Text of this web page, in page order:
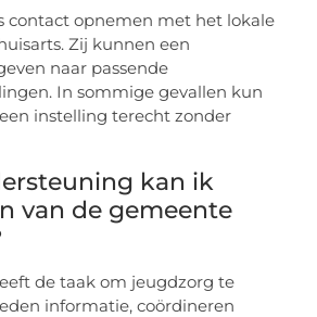
contact opnemen met het lokale
Zij kunnen een
naar passende
In sommige gevallen kun
instelling terecht zonder
kan ik
van de gemeente
de taak om jeugdzorg te
informatie, coördineren